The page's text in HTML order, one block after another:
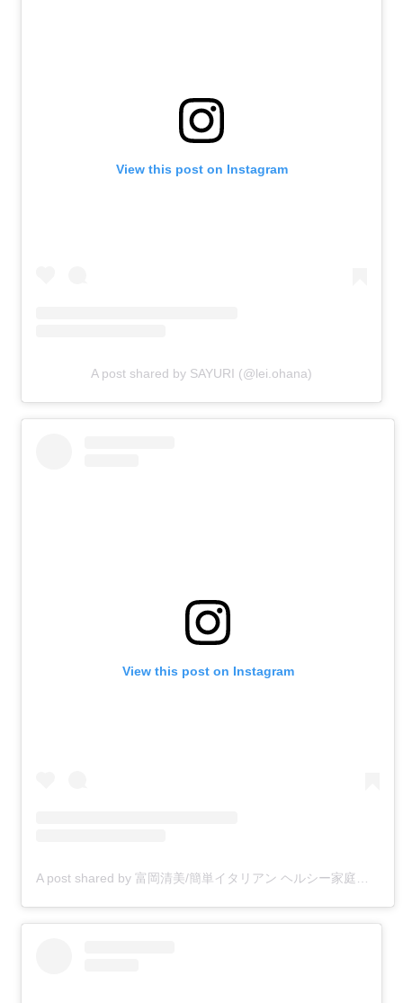
View this post on Instagram
A post shared by SAYURI (@lei.ohana)
View this post on Instagram